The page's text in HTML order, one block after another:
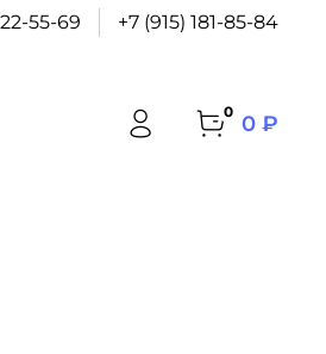
55-69 +7 (915) 181-85-84
0 0 ₽